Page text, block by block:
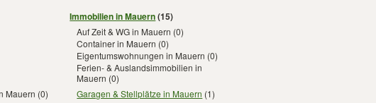
Mauern (0)
Immobilien in Mauern(15)
Auf Zeit & WG in Mauern (0)
Container in Mauern (0)
Eigentumswohnungen in Mauern (0)
Ferien- & Auslandsimmobilien in
Mauern (0)
Garagen & Stellplätze in Mauern (1)